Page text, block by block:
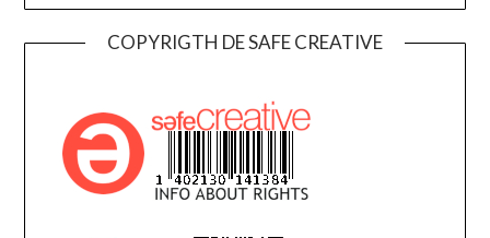
COPYRIGTH DE SAFE CREATIVE